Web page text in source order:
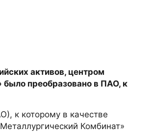
активов, центром
было преобразовано в ПАО, к
к которому в качестве
Комбинат»